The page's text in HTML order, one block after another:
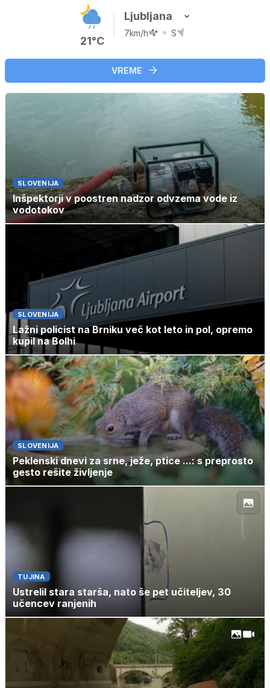
21°C
Ljubljana
7km/h S
VREME
SLOVENIJA
Inšpektorji v poostren nadzor odvzema vode iz
vodotokov
SLOVENIJA
Lažni policist na Brniku več kot leto in pol, opremo
kupil na Bolhi
SLOVENIJA
Peklenski dnevi za srne, ježe, ptice ...: s preprosto
gesto rešite življenje
TUJINA
Ustrelil stara starša, nato še pet učiteljev, 30
učencev ranjenih